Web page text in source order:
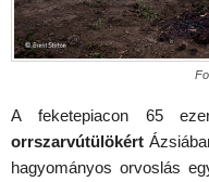
A feketepiacon 65
orrszarvútülökért
hagyományos orvoslás